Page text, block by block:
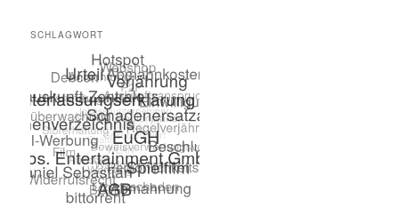
SCHLAGWORT